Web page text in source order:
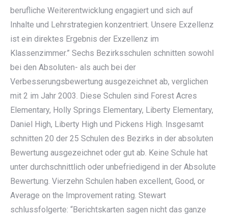
berufliche Weiterentwicklung engagiert und sich auf
Inhalte und Lehrstrategien konzentriert. Unsere Exzellenz
ist ein direktes Ergebnis der Exzellenz im
Klassenzimmer.” Sechs Bezirksschulen schnitten sowohl
bei den Absoluten- als auch bei der
Verbesserungsbewertung ausgezeichnet ab, verglichen
mit 2 im Jahr 2003. Diese Schulen sind Forest Acres
Elementary, Holly Springs Elementary, Liberty Elementary,
Daniel High, Liberty High und Pickens High. Insgesamt
schnitten 20 der 25 Schulen des Bezirks in der absoluten
Bewertung ausgezeichnet oder gut ab. Keine Schule hat
unter durchschnittlich oder unbefriedigend in der Absolute
Bewertung. Vierzehn Schulen haben excellent, Good, or
Average on the Improvement rating. Stewart
schlussfolgerte: “Berichtskarten sagen nicht das ganze